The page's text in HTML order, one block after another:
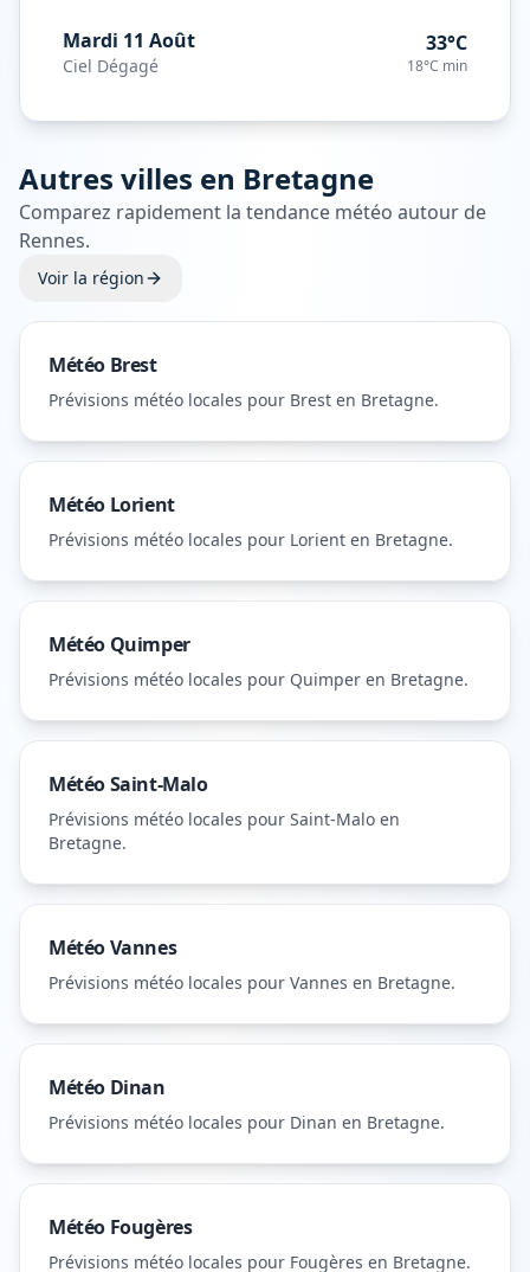
Mardi 11 Août
Ciel Dégagé
33°C
18°C min
Autres villes en Bretagne
Comparez rapidement la tendance météo autour de
Rennes.
Voir la région
Météo Brest
Prévisions météo locales pour Brest en Bretagne.
Météo Lorient
Prévisions météo locales pour Lorient en Bretagne.
Météo Quimper
Prévisions météo locales pour Quimper en Bretagne.
MétéoSaint-Malo
Prévisions météo locales pour Saint-Malo en
Bretagne.
MétéoVannes
Prévisions météo locales pour Vannes en Bretagne.
Météo Dinan
Prévisions météo locales pour Dinan en Bretagne.
Météo Fougères
Prévisions météo locales pour Fougères en Bretagne.